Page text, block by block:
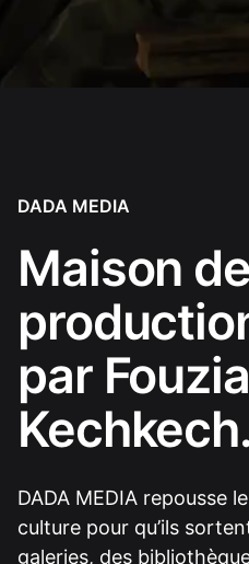
DADA MEDIA
Maison de
par Fouzia
Kechkech.
DADA MEDIA repousse
culture pour qu’ils
galeries, des